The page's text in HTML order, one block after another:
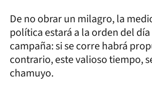
De no obrar un milagro, la
política estará a la orden del
campaña: si se corre habrá
contrario, este valioso tiempo,
chamuyo.